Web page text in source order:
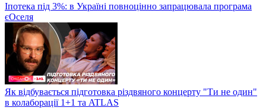
Іпотека під 3%: в Україні повноцінно запрацювала програма
єОселя
Як відбувається підготовка різдвяного концерту "Ти не один"
в колаборації 1+1 та ATLAS